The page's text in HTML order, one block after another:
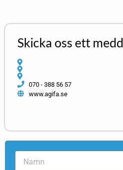
Skicka oss ett
070 - 388 56 57
www.agifa.se